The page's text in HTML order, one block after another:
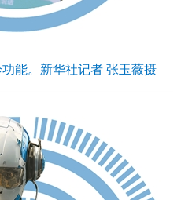
能。新华社记者 张玉薇摄